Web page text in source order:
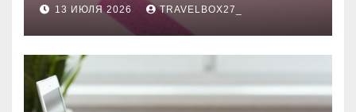
13 ИЮЛЯ 2026 TRAVELBOX27_